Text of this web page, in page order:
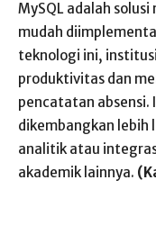
MySQL adalah
mudah
teknologi ini,
produktivitas dan
pencatatan absensi.
dikembangkan
analitik atau
akademik lainnya.